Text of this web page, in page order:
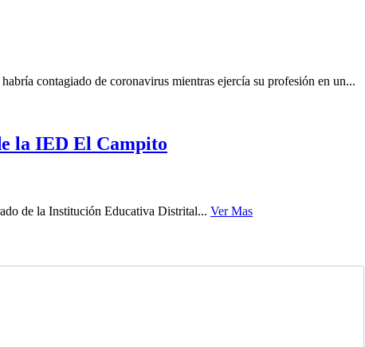
contagiado de coronavirus mientras ejercía su profesión en un...
la IED El Campito
de la Institución Educativa Distrital... Ver Mas